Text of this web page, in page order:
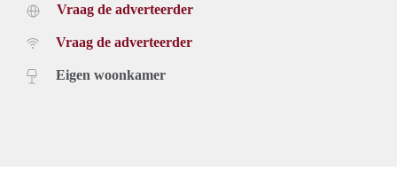
Vraag de adverteerder
Vraag de adverteerder
Eigen woonkamer